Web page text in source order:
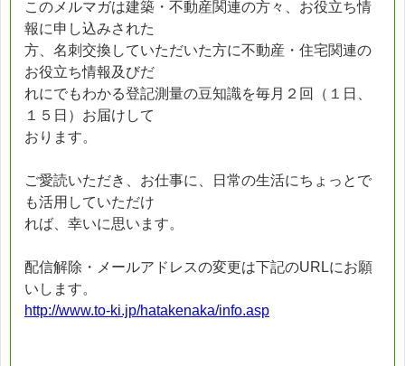
このメルマガは建築・不動産関連の方々、お役立ち情
報に申し込みされた
方、名刺交換していただいた方に不動産・住宅関連の
お役立ち情報及びだ
れにでもわかる登記測量の豆知識を毎月２回（１日、
１５日）お届けして
おります。
ご愛読いただき、お仕事に、日常の生活にちょっとで
も活用していただけ
れば、幸いに思います。
配信解除・メールアドレスの変更は下記のURLにお願
いします。
http://www.to-ki.jp/hatakenaka/info.asp